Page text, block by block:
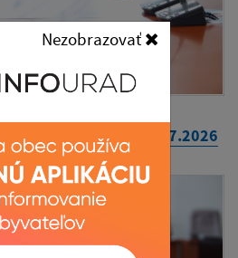
Nezobrazovať
OZ na pondelok 20.07.2026